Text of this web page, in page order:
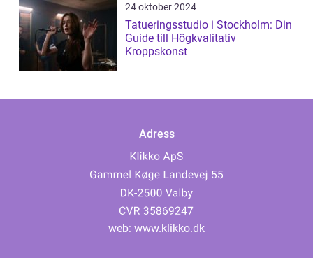
24 oktober 2024
Tatueringsstudio i Stockholm: Din
Guide till Högkvalitativ
Kroppskonst
Adress
web: www.klikko.dk